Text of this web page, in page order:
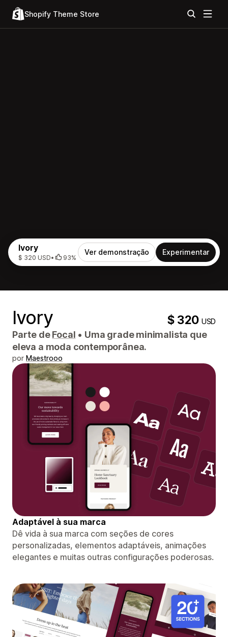
Shopify Theme Store
Ivory
$ 320 USD• 93%
Ver demonstração Experimentar
Ivory $ 320USD
Parte deFocal • Uma grade minimalista que
eleva a moda contemporânea.
por Maestrooo
Adaptável à sua marca
Dê vida à sua marca com seções de cores
personalizadas, elementos adaptáveis, animações
elegantes e muitas outras configurações poderosas.